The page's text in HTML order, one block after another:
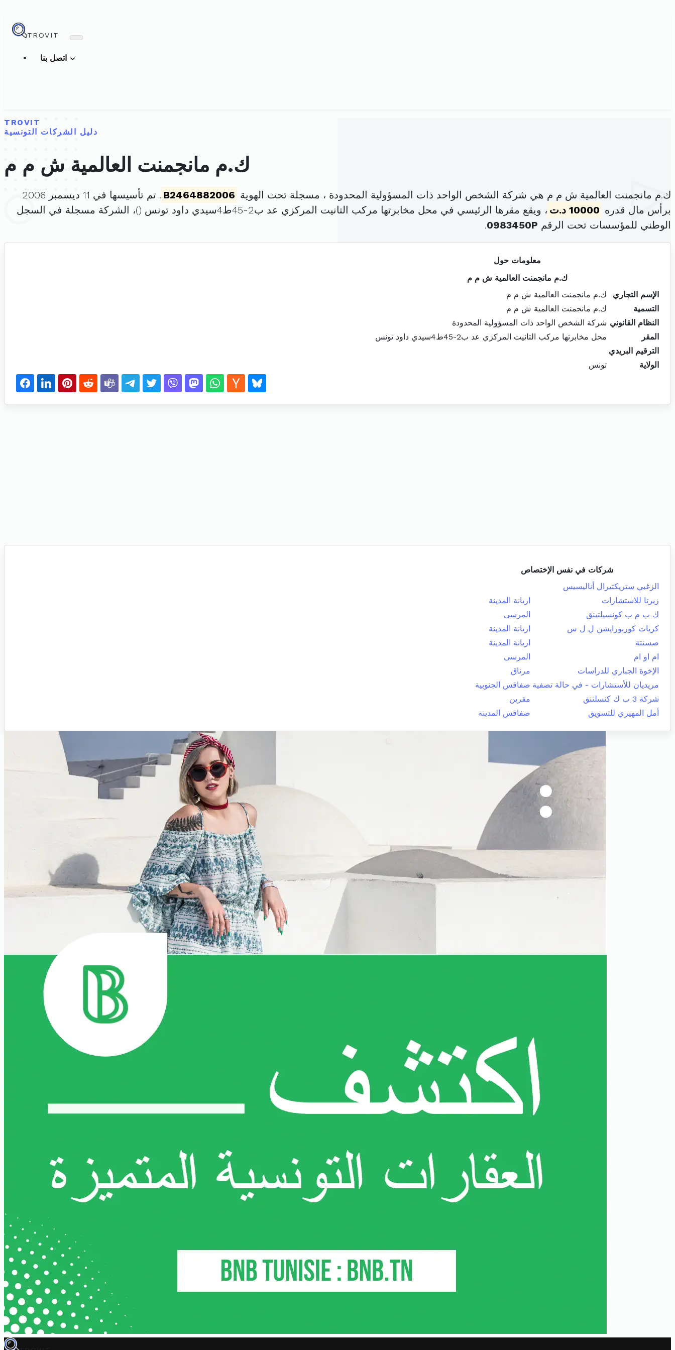
TROVIT
TROVIT
دليل الشركات التونسية
ك.م مانجمنت العالمية ش م م
ك.م مانجمنت العالمية ش م م هي شركة الشخص الواحد ذات المسؤولية المحدودة ، مسجلة تحت الهوية B2464882006
. تم تأسيسها في 11 ديسمبر 2006
برأس مال قدره 10000 د.ت ، ويقع مقرها الرئيسي في محل مخابرتها مركب التانيت المركزي عد ب2-45ط4سيدي داود تونس (
)، الشركة مسجلة في السجل
الوطني للمؤسسات تحت الرقم 0983450P
.
معلومات حول
ك.م مانجمنت العالمية ش م م
الإسم التجاري
ك.م مانجمنت العالمية ش م م
التسمية
ك.م مانجمنت العالمية ش م م
النظام القانوني شركة الشخص الواحد ذات المسؤولية المحدودة
المقر
محل مخابرتها مركب التانيت المركزي عد ب2-45ط4سيدي داود تونس
الترقيم البريدي
الولاية
تونس
شركات في نفس الإختصاص
الزغبي ستريكتيرال أناليسيس
زيرتا للاستشارات
اريانة المدينة
ك ب م ب كونسيلتينق
المرسى
كريات كوربورايشن ل ل س
اريانة المدينة
صسنتة
اريانة المدينة
ام او ام
المرسى
الإخوة الجباري للدراسات
مرناق
مريديان للأستشارات - في حالة تصفية صفاقس الجنوبية
شركة 3 ب ك كنسلتنق
مقرين
أمل المهيري للتسويق
صفاقس المدينة